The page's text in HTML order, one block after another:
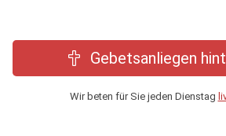
Gebetsanliegen
Wir beten für Sie jeden Dienstag